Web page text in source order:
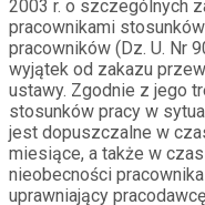
2003 r. o szczególnych
pracownikami
pracowników (Dz. U. Nr
wyjątek od zakazu
ustawy. Zgodnie z jego
stosunków pracy w
jest dopuszczalne w
miesiące, a także w
nieobecności pracownika
uprawniający